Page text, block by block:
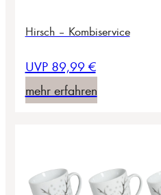
Hirsch – Kombiservice
UVP 89,99 €
mehr erfahren